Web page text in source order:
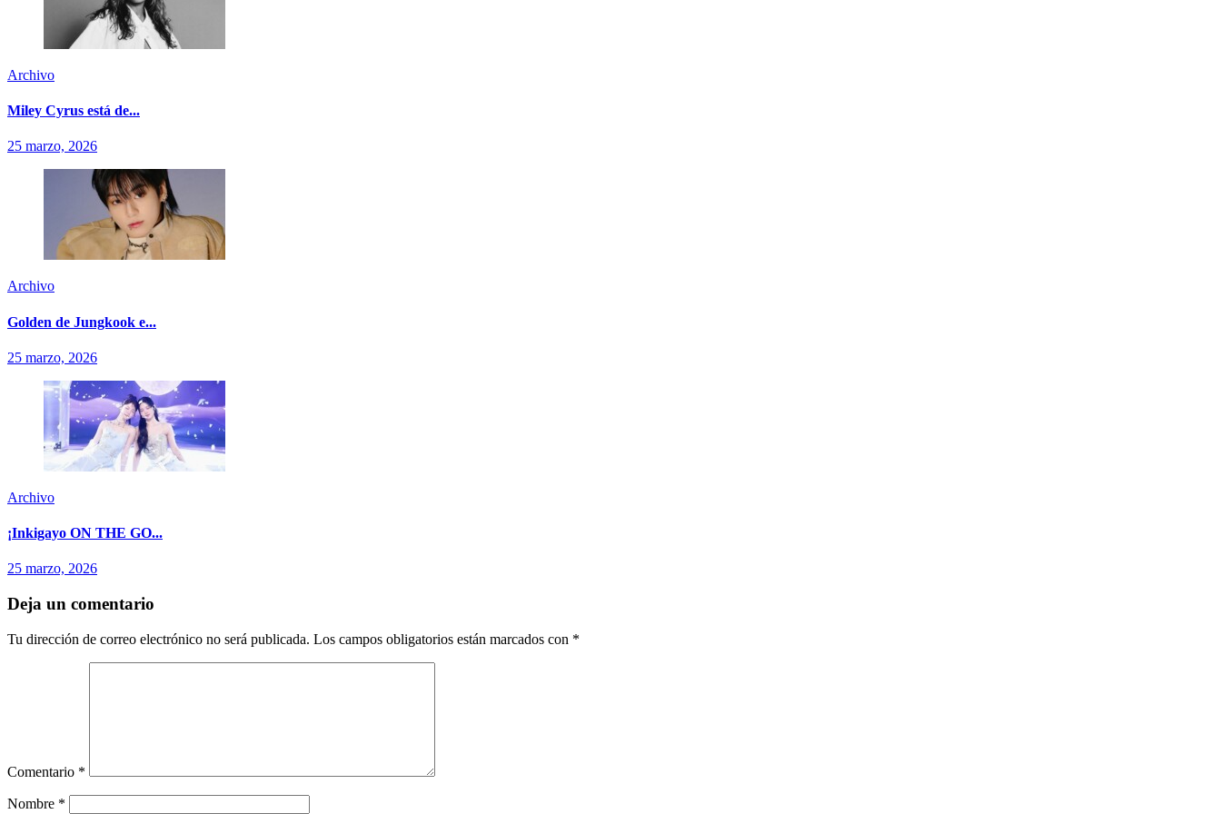
Archivo
Miley Cyrus está de...
25 marzo, 2026
Archivo
Golden de Jungkook e...
25 marzo, 2026
Archivo
¡Inkigayo ON THE GO...
25 marzo, 2026
Deja un comentario
Tu dirección de correo electrónico no será publicada. Los campos obligatorios están marcados con *
Comentario *
Nombre *